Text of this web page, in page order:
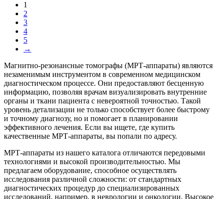
1
2
3
4
5
→
Магнитно-резонансные томографы (МРТ-аппараты) являются
незаменимым инструментом в современном медицинском
диагностическом процессе. Они предоставляют бесценную
информацию, позволяя врачам визуализировать внутренние
органы и ткани пациента с невероятной точностью. Такой
уровень детализации не только способствует более быстрому
и точному диагнозу, но и помогает в планировании
эффективного лечения. Если вы ищете, где купить
качественные МРТ-аппараты, вы попали по адресу.
МРТ-аппараты из нашего каталога отличаются передовыми
технологиями и высокой производительностью. Мы
предлагаем оборудование, способное осуществлять
исследования различной сложности: от стандартных
диагностических процедур до специализированных
исследований, например, в неврологии и онкологии. Высокое